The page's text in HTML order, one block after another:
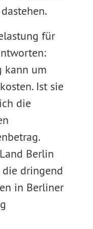
für
kann um
Ist sie
die
Berlin
dringend
in Berliner